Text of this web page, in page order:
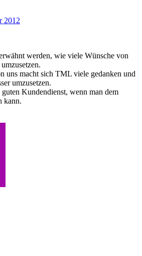
2012
werden, wie viele Wünsche von
uns macht sich TML viele gedanken und
umzusetzen.
Kundendienst, wenn man dem
kann.